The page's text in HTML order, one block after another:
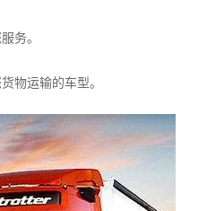
务。
物运输的车型。